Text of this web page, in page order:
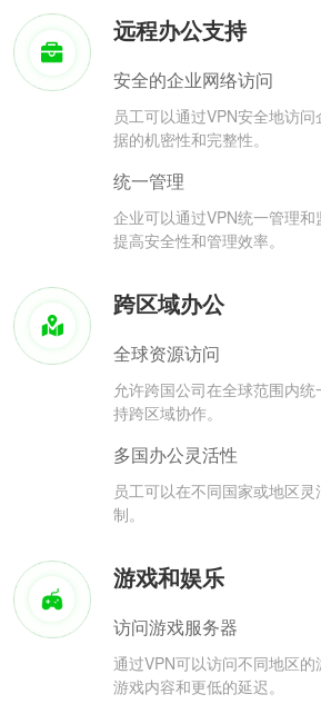
远程办公支持
安全的企业网络访问
员工可以通过VPN安全地访
据的机密性和完整性。
统一管理
企业可以通过VPN统一管理和
提高安全性和管理效率。
跨区域办公
全球资源访问
允许跨国公司在全球范围内
持跨区域协作。
多国办公灵活性
员工可以在不同国家或地区
制。
游戏和娱乐
访问游戏服务器
通过VPN可以访问不同地区
游戏内容和更低的延迟。